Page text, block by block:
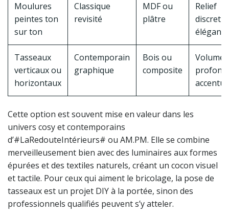
Moulures
peintes ton
sur ton
Classique
revisité
MDF ou
plâtre
Relief
discret
élégant
Tasseaux
verticaux ou
horizontaux
Contemporain
graphique
Bois ou
composite
Volume
Cette option est souvent mise en valeur dans les
univers cosy et contemporains
d’#LaRedouteIntérieurs# ou AM.PM. Elle se combine
merveilleusement bien avec des luminaires aux formes
épurées et des textiles naturels, créant un cocon visuel
et tactile. Pour ceux qui aiment le bricolage, la pose de
tasseaux est un projet DIY à la portée, sinon des
professionnels qualifiés peuvent s’y atteler.